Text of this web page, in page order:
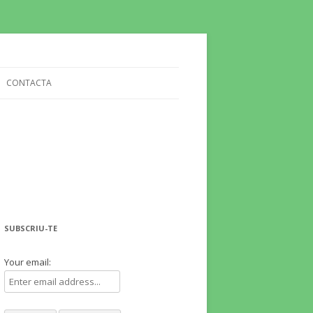
CONTACTA
SUBSCRIU-TE
Your email: